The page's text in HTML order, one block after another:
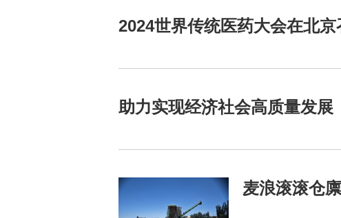
2024世界传统医药大会在北京
助力实现经济社会高质量发展
麦浪滚滚仓